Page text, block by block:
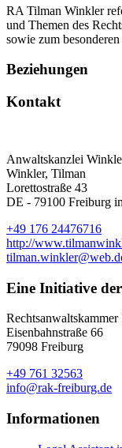
RA Tilman Winkler
und Themen des
sowie zum
Beziehungen
Kontakt
Anwaltskanzlei
Winkler, Tilman
Lorettostraße 43
DE - 79100 Freiburg
+49 176 24476716
http://
Eine Initiative der
Eisenbahnstraße 66
79098 Freiburg
+49 761 32563
info@rak-freiburg.de
Informationen